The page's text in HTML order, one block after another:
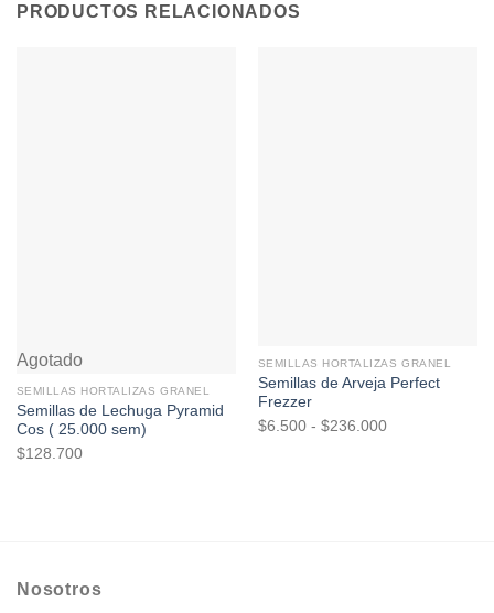
PRODUCTOS RELACIONADOS
Agotado
SEMILLAS HORTALIZAS GRANEL
Semillas de Lechuga Pyramid
Cos ( 25.000 sem)
$128.700
SEMILLAS HORTALIZAS GRANEL
Semillas de Arveja Perfect
Frezzer
$6.500 - $236.000Rango
Nosotros